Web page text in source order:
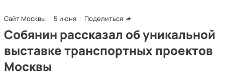
Сайт Москвы 5 июня Поделиться
Собянин рассказал об уникальной
выставке транспортных проектов
Москвы